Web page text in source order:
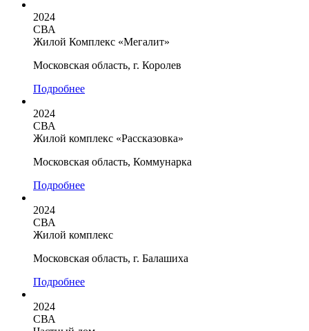
2024
СВА
Жилой Комплекс «Мегалит»
Московская область, г. Королев
Подробнее
2024
СВА
Жилой комплекс «Рассказовка»
Московская область, Коммунарка
Подробнее
2024
СВА
Жилой комплекс
Московская область, г. Балашиха
Подробнее
2024
СВА